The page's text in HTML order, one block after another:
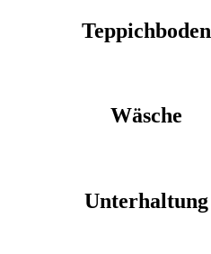
Teppichboden
Wäsche
Unterhaltung